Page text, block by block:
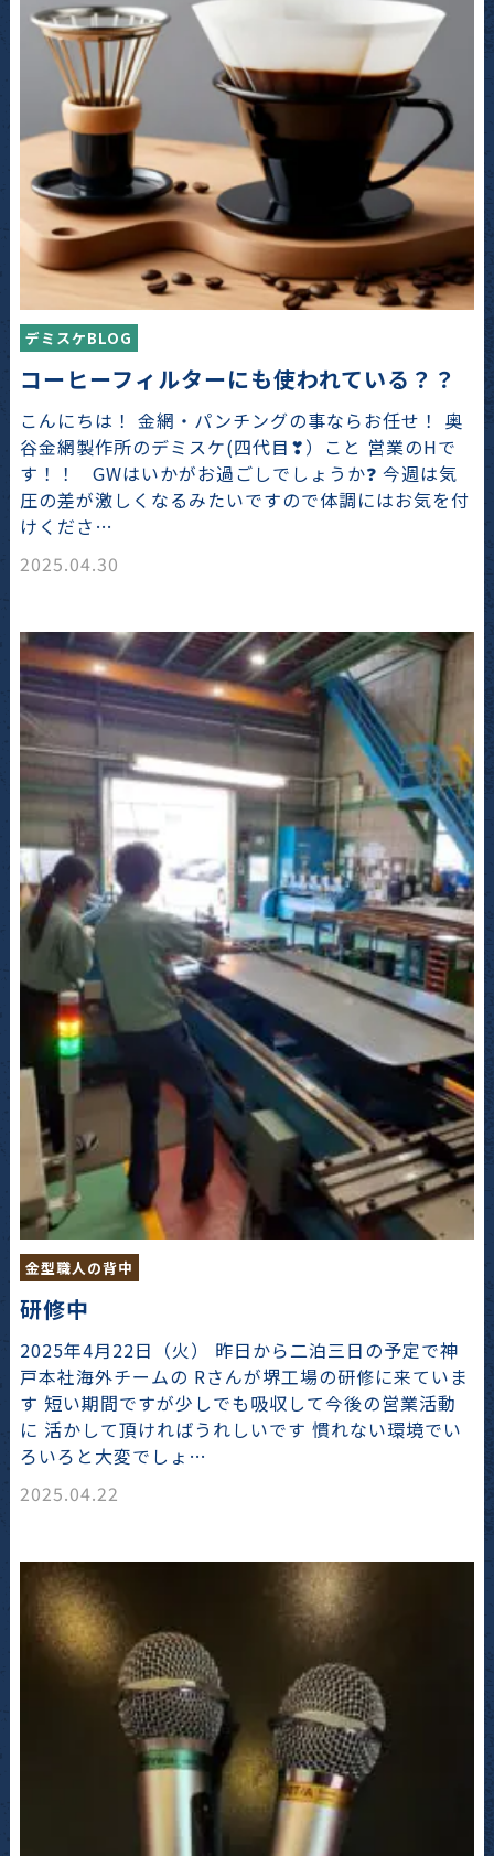
デミスケBLOG
コーヒーフィルターにも使われている？？
こんにちは！ 金網・パンチングの事ならお任せ！ 奥
谷金網製作所のデミスケ(四代目❣）こと 営業のHで
す！！ GWはいかがお過ごしでしょうか❓ 今週は気
圧の差が激しくなるみたいですので体調にはお気を付
けくださ…
2025.04.30
金型職人の背中
研修中
2025年4月22日（火） 昨日から二泊三日の予定で神
戸本社海外チームの Rさんが堺工場の研修に来ていま
す 短い期間ですが少しでも吸収して今後の営業活動
に 活かして頂ければうれしいです 慣れない環境でい
ろいろと大変でしょ…
2025.04.22